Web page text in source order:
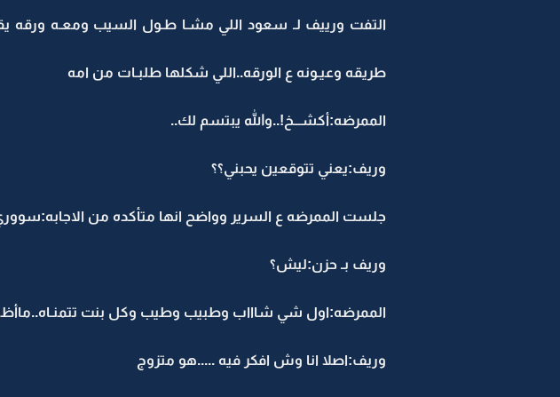
التفت ورييف لـ سعود اللي مشـا طـول السيب ومعـه ورقه
طريقه وعيـونه ع الورقه..اللي شكلها طلبـات من امه
الممرضه:أكشـــخ!..والله يبتسم لك..
وريف:يعني تتوقعين يحبني؟؟
جلست الممرضه ع السرير وواضح انها متأكده من
وريف بـ حزن:ليش؟
الممرضه:اول شي شاااب وطبيب وطيب وكل بنت تتمنـاه..ماأظن
وريف:اصلا انا وش افكر فيه .....هو متزوج